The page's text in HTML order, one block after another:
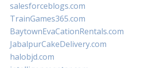
salesforceblogs.com
TrainGames365.com
BaytownEvaCationRentals.com
JabalpurCakeDelivery.com
halobjd.com